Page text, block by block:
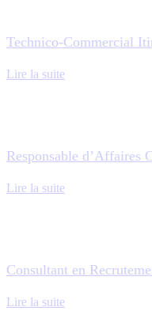
Technico-Commercial
Lire la suite
Responsable d’Affaires
Lire la suite
Consultant en
Lire la suite